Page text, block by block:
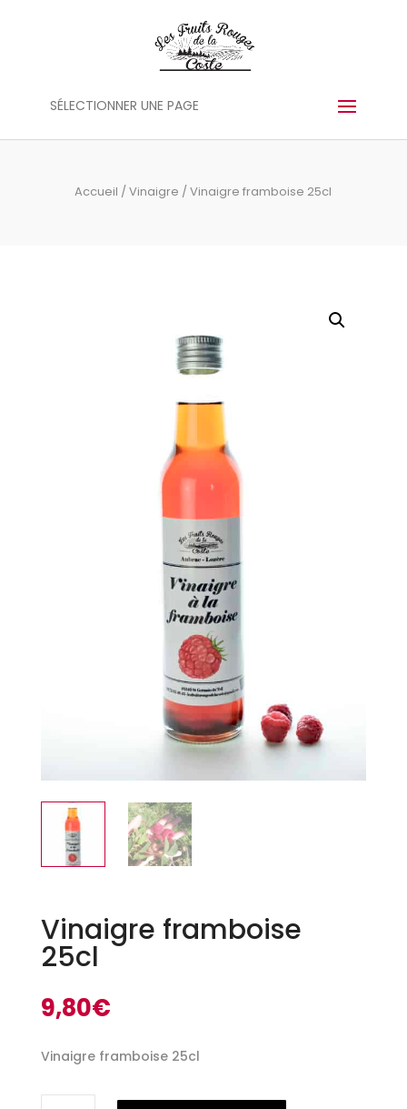
SÉLECTIONNER UNE PAGE
Accueil /Vinaigre / Vinaigre framboise 25cl
Vinaigre framboise
25cl
9,80€
Vinaigre framboise 25cl